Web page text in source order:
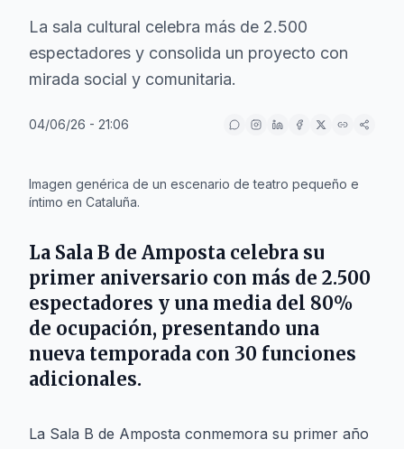
La sala cultural celebra más de 2.500
espectadores y consolida un proyecto con
mirada social y comunitaria.
04/06/26 - 21:06
Imagen genérica de un escenario de teatro pequeño e
íntimo en Cataluña.
La Sala B de Amposta celebra su
primer aniversario con más de 2.500
espectadores y una media del 80%
de ocupación, presentando una
nueva temporada con 30 funciones
adicionales.
La Sala B de Amposta conmemora su primer año